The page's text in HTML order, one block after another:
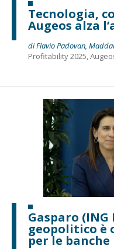
Tecnologia,
Augeos alza
di Flavio Padovan,
Profitability 2025,
Gasparo
geopolitico è
per le banche